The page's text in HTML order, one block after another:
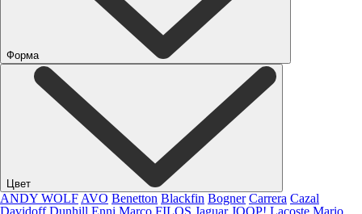
Форма
Цвет
ANDY WOLF AVO Benetton Blackfin Bogner Carrera Cazal
Davidoff Dunhill Enni Marco FILOS Jaguar JOOP! Lacoste Mario